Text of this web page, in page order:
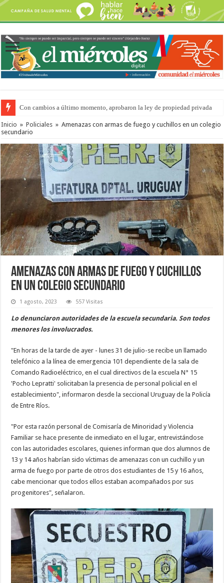
Con cambios a último momento, aprobaron la ley de propiedad privada
Del viernes 7 al domingo 9 de agosto: la agenda ¿A dónde ir? para este
Inicio » Policiales » Amenazas con armas de fuego y cuchillos en un colegio
secundario
Amenazas con armas de fuego y cuchillos
en un colegio secundario
1 agosto, 2023 557 Visitas
Lo denunciaron autoridades de la escuela secundaria. Son todos
menores los involucrados.
"En horas de la tarde de ayer - lunes 31 de julio-se recibe un llamado
telefónico a la línea de emergencia 101 dependiente de la sala de
Comando Radioeléctrico, en el cual directivos de la escuela N° 15
'Pocho Lepratti' solicitaban la presencia de personal policial en el
establecimiento", informaron desde la seccional Uruguay de la Policía
de Entre Ríos.
"Por esta razón personal de Comisaría de Minoridad y Violencia
Familiar se hace presente de inmediato en el lugar, entrevistándose
con las autoridades escolares, quienes informan que dos alumnos de
13 y 14 años habrían sido víctimas de amenazas con un cuchillo y un
arma de fuego por parte de otros dos estudiantes de 15 y 16 años,
cabe mencionar que todos ellos estaban acompañados por sus
progenitores", señalaron.